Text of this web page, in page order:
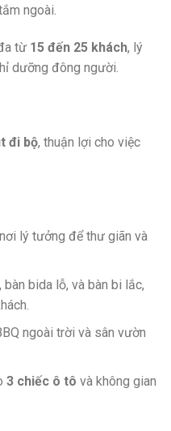
ngoài.
từ 15 đến 25 khách, lý
dưỡng đông người.
đi bộ, thuận lợi cho việc
lý tưởng để thư giãn và
bàn bida lỗ, và bàn bi lắc,
ngoài trời và sân vườn
3 chiếc ô tô và không gian